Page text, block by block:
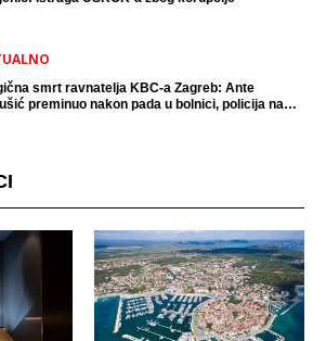
smrt ravnatelja KBC-a Zagreb: Ante
preminuo nakon pada u bolnici, policija na